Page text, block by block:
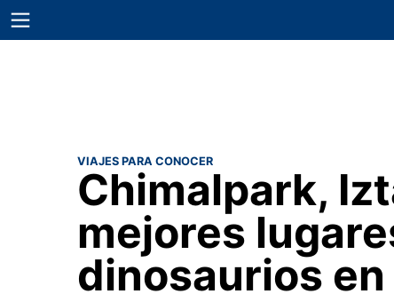
VIAJES PARA CONOCER
Chimalpark,
mejores
dinosaurios